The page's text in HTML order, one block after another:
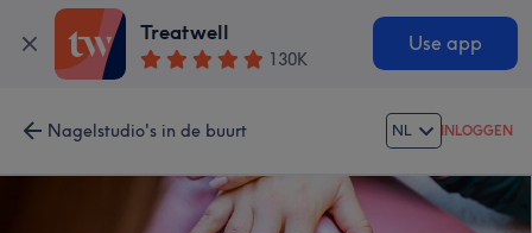
Treatwell
130K
Use app
Nagelstudio's in de buurt NL INLOGGEN